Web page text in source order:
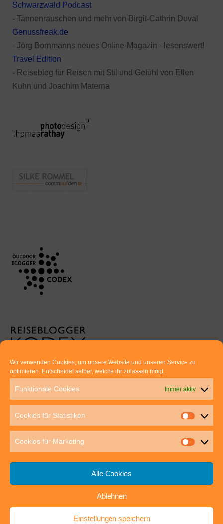
Wir verwenden Cookies, um unsere Website und unseren Service zu
optimieren. Entscheidet selber, welche ihr zulassen mögt.
Funktionale Cookies Immer aktiv
Cookies für Statistiken
Cookies für Marketing
Alle Cookies
Ablehnen
Einstellungen speichern
Schwarzwald Podcast
- Tannenrauschen und mehr von Birgit-Cathrin Duval
Genussfreak.de
- Jörg Bornmanns neues Online-Magazin - lesenswert!
Travel Edition
- Reiseblog für Reisen mit Stil und Gefühl von Ellen
Kuhn und Joachim Materna
Euer direkter Draht zu uns:
Thomas Rathay und Silke Rommel
70563 Stuttgart
post@outdoor-hochgenuss.de
IMPRESSUM DATENSCHUTZ